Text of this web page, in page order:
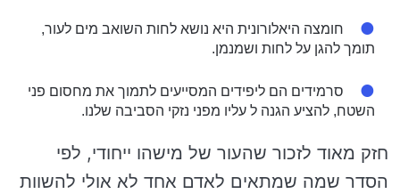
חומצה היאלורונית היא נושא לחות השואב מים לעור,
תומך להגן על לחות ושמנמן.
סרמידים הם ליפידים המסייעים לתמוך את מחסום פני
השטח, להציע הגנה ל עליו מפני נזקי הסביבה שלנו.
חזק מאוד לזכור שהעור של מישהו ייחודי, לפי
הסדר שמה שמתאים לאדם אחד לא אולי להשוות